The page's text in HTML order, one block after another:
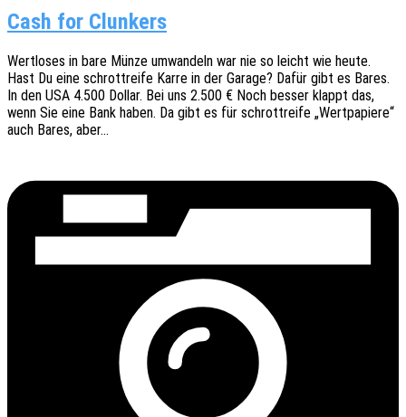
Cash for Clunkers
Wert­lo­ses in bare Münze umwan­deln war nie so leicht wie heute.
Hast Du eine schrott­rei­fe Karre in der Garage? Dafür gibt es Bares.
In den USA 4.500 Dollar. Bei uns 2.500 € Noch besser klappt das,
wenn Sie eine Bank haben. Da gibt es für schrott­rei­fe „Wert­pa­pie­re“
auch Bares, aber…